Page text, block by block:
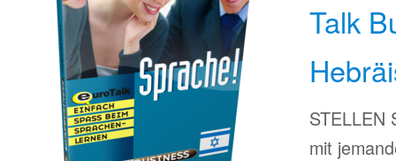
Talk
STELLEN
mit